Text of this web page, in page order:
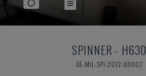
SPINNER - H630
DE-MIL-SPI-2012-00002